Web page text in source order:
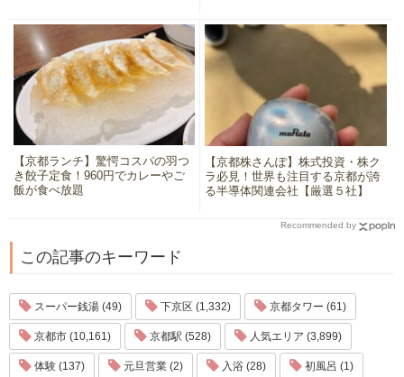
【京都ランチ】驚愕コスパの羽つ
き餃子定食！960円でカレーやご
飯が食べ放題
【京都株さんぽ】株式投資・株ク
ラ必見！世界も注目する京都が誇
る半導体関連会社【厳選５社】
Recommended by
この記事のキーワード
スーパー銭湯 (49) 下京区 (1,332) 京都タワー (61)
京都市 (10,161) 京都駅 (528) 人気エリア (3,899)
体験 (137) 元旦営業 (2) 入浴 (28) 初風呂 (1)